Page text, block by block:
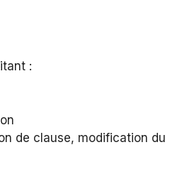
:
de clause, modification du